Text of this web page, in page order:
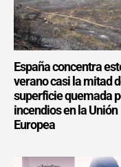
España concentra
verano casi la mitad
superficie quemada
incendios en la Unión
Europea